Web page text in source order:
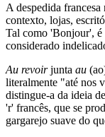
A despedida
contexto, lojas,
Tal como 'Bonjour', é
considerado
Au revoirjunta au
literalmente "até nos
distingue-a da ideia
'r' francês, que se
gargarejo suave do